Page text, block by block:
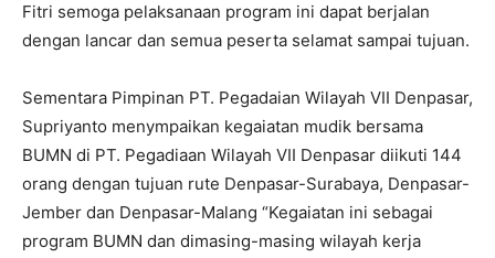
Fitri semoga pelaksanaan program ini dapat berjalan
dengan lancar dan semua peserta selamat sampai tujuan.
Sementara Pimpinan PT. Pegadaian Wilayah VII Denpasar,
Supriyanto menympaikan kegaiatan mudik bersama
BUMN di PT. Pegadiaan Wilayah VII Denpasar diikuti 144
orang dengan tujuan rute Denpasar-Surabaya, Denpasar-
Jember dan Denpasar-Malang “Kegaiatan ini sebagai
program BUMN dan dimasing-masing wilayah kerja